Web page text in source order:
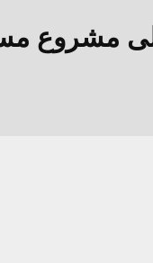
مشروع